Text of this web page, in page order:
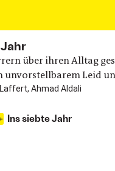
über ihren Alltag
unvorstellbarem Leid
Ahmad Aldali
Ins siebte Jahr